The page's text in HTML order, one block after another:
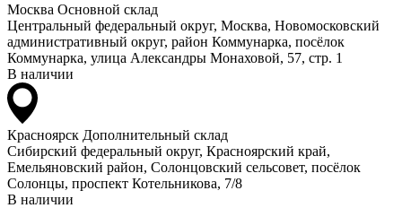
Москва Основной склад
Центральный федеральный округ, Москва, Новомосковский
административный округ, район Коммунарка, посёлок
Коммунарка, улица Александры Монаховой, 57, стр. 1
В наличии
Красноярск Дополнительный склад
Сибирский федеральный округ, Красноярский край,
Емельяновский район, Солонцовский сельсовет, посёлок
Солонцы, проспект Котельникова, 7/8
В наличии